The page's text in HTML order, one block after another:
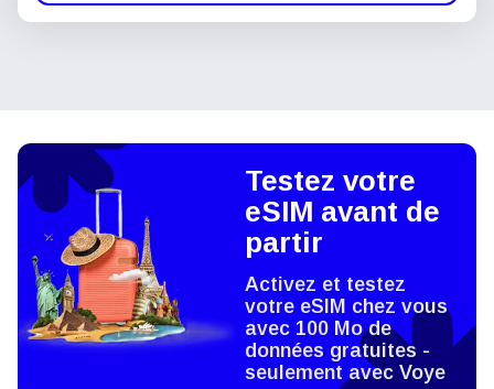
Testez votre
eSIM avant de
partir
Activez et testez
votre eSIM chez vous
avec 100 Mo de
données gratuites -
seulement avec Voye